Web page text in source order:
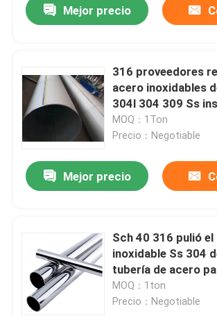
Mejor precio
316 proveedores
acero inoxidables
304l 304 309 Ss
202 316
MOQ：1Ton
Precio：Negotiable
Mejor precio
Sch 40 316 pulió
inoxidable Ss 304
tubería de acero
abastecimiento de
MOQ：1ton
Precio：Negotiable